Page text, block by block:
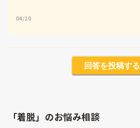
04/20
回答を投稿する
「着脱」のお悩み相談